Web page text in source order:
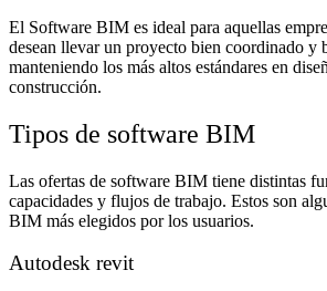
El Software BIM es ideal para aquellas
desean llevar un proyecto bien coordinado y
manteniendo los más altos estándares en
construcción.
Tipos de software BIM
Las ofertas de software BIM tiene distintas
capacidades y flujos de trabajo. Estos son
BIM más elegidos por los usuarios.
Autodesk revit